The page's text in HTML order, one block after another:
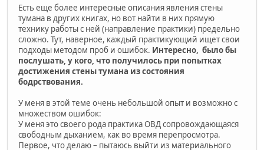
Есть еще более интересные описания явления стены
тумана в других книгах, но вот найти в них прямую
технику работы с ней (направление практики) предельно
сложно. Тут, наверное, каждый практикующий ищет свои
подходы методом проб и ошибок. Интересно, было бы
послушать, у кого, что получилось при попытках
достижения стены тумана из состояния
бодрствования.
У меня в этой теме очень небольшой опыт и возможно с
множеством ошибок:
У меня это своего рода практика ОВД сопровождающаяся
свободным дыханием, как во время перепросмотра.
Первое, что делаю – пытаюсь выйти из материального